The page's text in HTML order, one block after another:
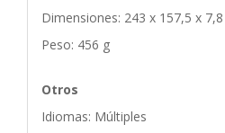
Dimensiones: 243 x 157,5 x
Peso: 456 g
Otros
Idiomas: Múltiples